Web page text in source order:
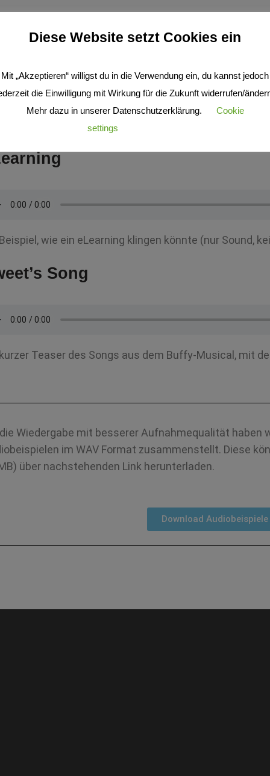
für einen Erklärfilm (nur Sound, kein Bild).
wie ein eLearning klingen könnte (nur Sound,
Song
Teaser des Songs aus dem Buffy-Musical, mit
Wiedergabe mit besserer Aufnahmequalität haben
im WAV Format zusammenstellt. Diese
über nachstehenden Link herunterladen.
Download Audiobeispiele
Diese Website setzt Cookies ein
Mit „Akzeptieren“ willigst du in die Verwendung ein, du kannst jedoch
die Einwilligung mit Wirkung für die Zukunft widerrufen/
Mehr dazu in unserer Datenschutzerklärung.
Cookie
settings